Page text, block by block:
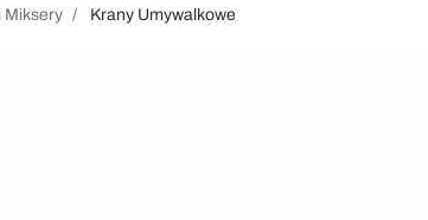
Miksery Krany Umywalkowe